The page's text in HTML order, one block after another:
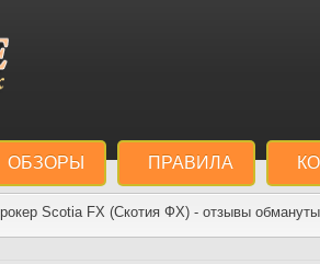
ОБЗОРЫ ПРАВИЛА
Scotia FX (Скотия ФХ) - отзывы